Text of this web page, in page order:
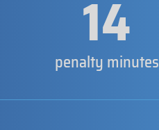
14
penalty minutes